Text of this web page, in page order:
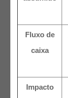
Fluxo de
caixa
Impacto